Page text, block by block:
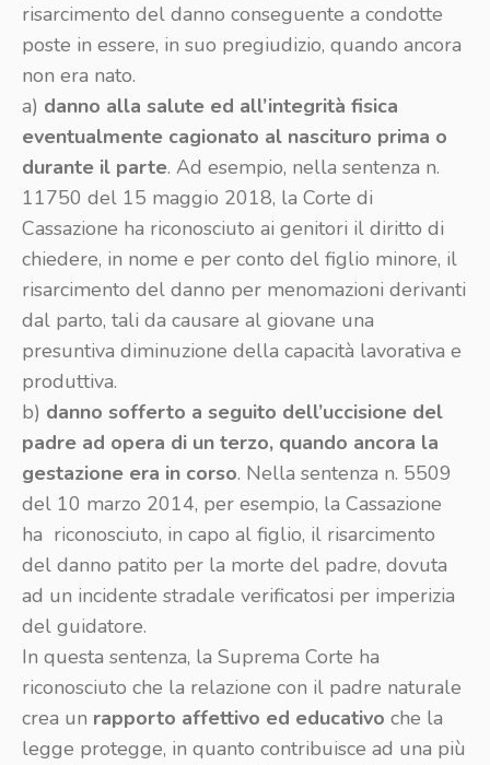
risarcimento del danno conseguente a condotte
poste in essere, in suo pregiudizio, quando ancora
non era nato.
a) danno alla salute ed all’integrità fisica
eventualmente cagionato al nascituro prima o
durante il parte. Ad esempio, nella sentenza n.
11750 del 15 maggio 2018, la Corte di
Cassazione ha riconosciuto ai genitori il diritto di
chiedere, in nome e per conto del figlio minore, il
risarcimento del danno per menomazioni derivanti
dal parto, tali da causare al giovane una
presuntiva diminuzione della capacità lavorativa e
produttiva.
b) danno sofferto a seguito dell’uccisione del
padre ad opera di un terzo, quando ancora la
gestazione era in corso. Nella sentenza n. 5509
del 10 marzo 2014, per esempio, la Cassazione
ha riconosciuto, in capo al figlio, il risarcimento
del danno patito per la morte del padre, dovuta
ad un incidente stradale verificatosi per imperizia
del guidatore.
In questa sentenza, la Suprema Corte ha
riconosciuto che la relazione con il padre naturale
crea un rapporto affettivo ed educativo che la
legge protegge, in quanto contribuisce ad una più